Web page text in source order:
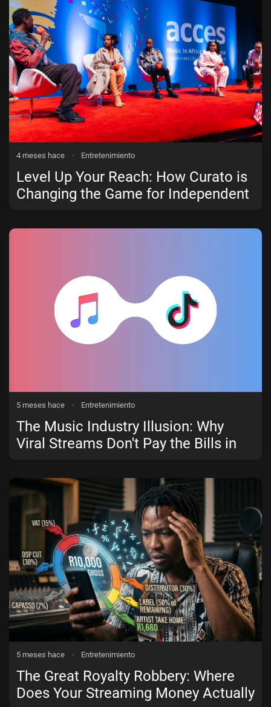
4 meses hace · Entretenimiento
Level Up Your Reach: How Curato is
Changing the Game for Independent
5 meses hace · Entretenimiento
The Music Industry Illusion: Why
Viral Streams Don't Pay the Bills in
5 meses hace · Entretenimiento
The Great Royalty Robbery: Where
Does Your Streaming Money Actually